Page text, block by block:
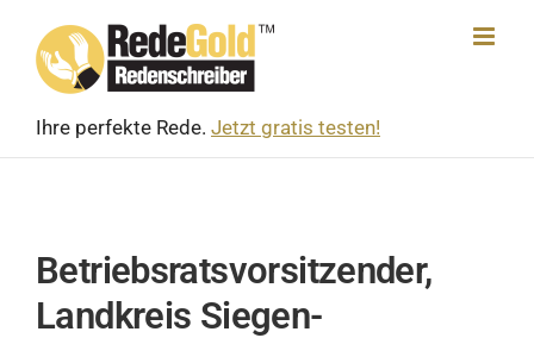
content
Ihre perfekte Rede. Jetzt gratis testen!
Betriebsratsvorsitzender,
Landkreis Siegen-